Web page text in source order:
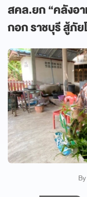
สคล.ยก “คลังอ
กอก ราชบุรี สู้ภั
By